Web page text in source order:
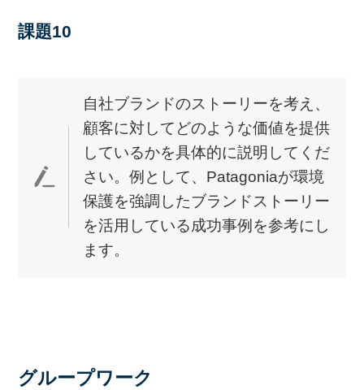
課題10
自社ブランドのストーリーを考え、
顧客に対してどのような価値を提供
しているかを具体的に説明してくだ
さい。例として、Patagoniaが環境
保護を強調したブランドストーリー
を活用している成功事例を参考にし
ます。
グループワーク